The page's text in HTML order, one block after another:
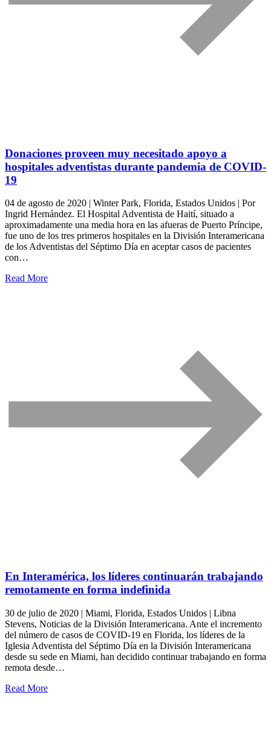
Donaciones proveen muy necesitado apoyo a
hospitales adventistas durante pandemia de COVID-
19
04 de agosto de 2020 | Winter Park, Florida, Estados Unidos | Por
Ingrid Hernández. El Hospital Adventista de Haití, situado a
aproximadamente una media hora en las afueras de Puerto Príncipe,
fue uno de los tres primeros hospitales en la División Interamericana
de los Adventistas del Séptimo Día en aceptar casos de pacientes
con…
Read More
En Interamérica, los líderes continuarán trabajando
remotamente en forma indefinida
30 de julio de 2020 | Miami, Florida, Estados Unidos | Libna
Stevens, Noticias de la División Interamericana. Ante el incremento
del número de casos de COVID-19 en Florida, los líderes de la
Iglesia Adventista del Séptimo Día en la División Interamericana
desde su sede en Miami, han decidido continuar trabajando en forma
remota desde…
Read More